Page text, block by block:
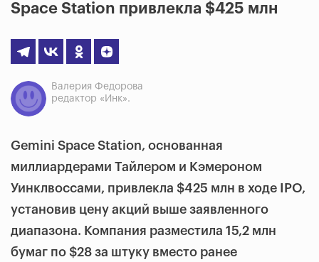
Space Station привлекла $425 млн
Валерия Федорова
редактор «Инк».
Gemini Space Station, основанная
миллиардерами Тайлером и Кэмероном
Уинклвоссами, привлекла $425 млн в ходе IPO,
установив цену акций выше заявленного
диапазона. Компания разместила 15,2 млн
бумаг по $28 за штуку вместо ранее